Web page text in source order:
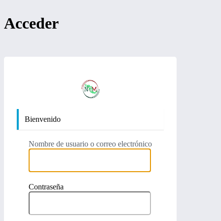
Acceder
Bienvenido
Nombre de usuario o correo electrónico
Contraseña